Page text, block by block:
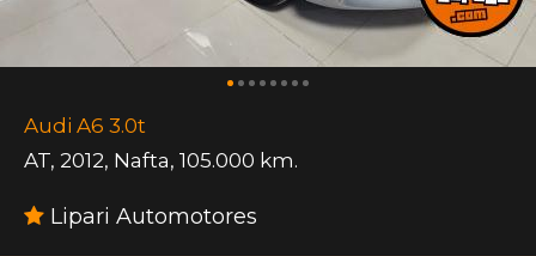
Audi A6 3.0t
AT, 2012, Nafta, 105.000 km.
Lipari Automotores